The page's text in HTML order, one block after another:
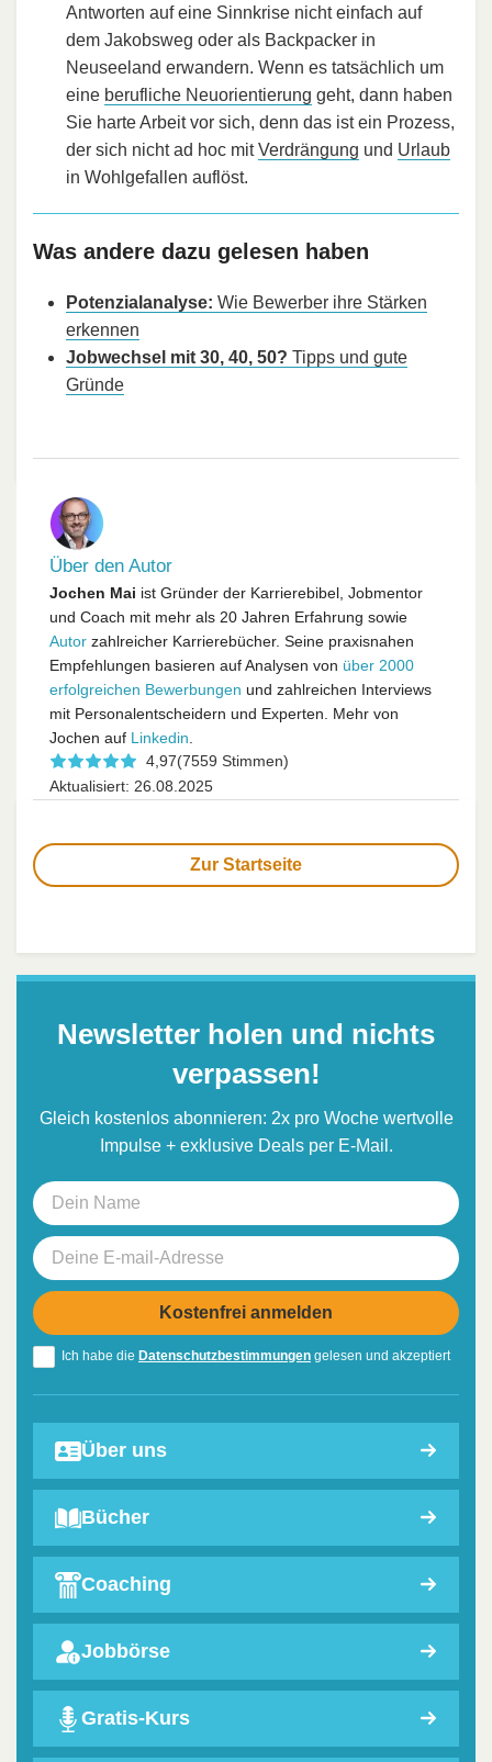
Antworten auf eine Sinnkrise nicht einfach auf
dem Jakobsweg oder als Backpacker in
Neuseeland erwandern. Wenn es tatsächlich um
eine berufliche Neuorientierung geht, dann haben
Sie harte Arbeit vor sich, denn das ist ein Prozess,
der sich nicht ad hoc mitVerdrängung und Urlaub
in Wohlgefallen auflöst.
Was andere dazu gelesen haben
Potenzialanalyse: Wie Bewerber ihre Stärken
erkennen
Jobwechsel mit 30, 40, 50? Tipps und gute
Gründe
Über den Autor
Jochen Mai ist Gründer der Karrierebibel, Jobmentor
und Coach mit mehr als 20 Jahren Erfahrung sowie
Autor zahlreicher Karrierebücher. Seine praxisnahen
Empfehlungen basieren auf Analysen von über 2000
erfolgreichen Bewerbungen und zahlreichen Interviews
mit Personalentscheidern und Experten. Mehr von
Jochen auf Linkedin.
4,97(7559 Stimmen)
Aktualisiert: 26.08.2025
Zur Startseite
Newsletter holen und nichts
verpassen!
Gleich kostenlos abonnieren: 2x pro Woche wertvolle
Impulse + exklusive Deals per E-Mail.
Ich habe die Datenschutzbestimmungen gelesen und akzeptiert
Über uns
Bücher
Coaching
Jobbörse
Gratis-Kurs